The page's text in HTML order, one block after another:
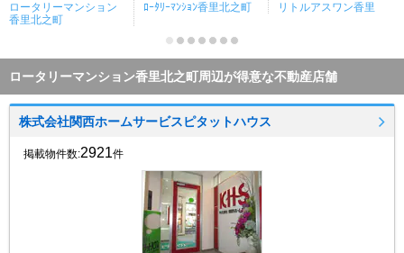
ロータリーマンション
香里北之町
ﾛｰﾀﾘｰﾏﾝｼｮﾝ香里北之町 リトルアスワン香里
ロータリーマンション香里北之町周辺が得意な不動産店舗
株式会社関西ホームサービスピタットハウス
掲載物件数:2921件